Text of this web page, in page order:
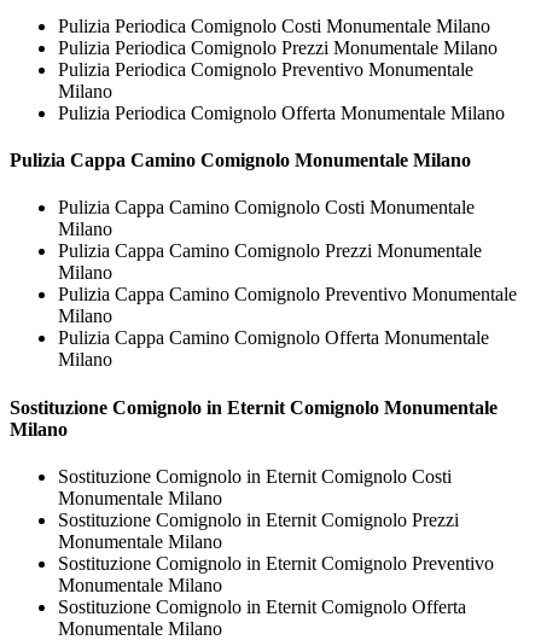
Pulizia Periodica Comignolo Costi Monumentale Milano
Pulizia Periodica Comignolo Prezzi Monumentale Milano
Pulizia Periodica Comignolo Preventivo Monumentale
Milano
Pulizia Periodica Comignolo Offerta Monumentale Milano
Pulizia Cappa Camino Comignolo Monumentale Milano
Pulizia Cappa Camino Comignolo Costi Monumentale
Milano
Pulizia Cappa Camino Comignolo Prezzi Monumentale
Milano
Pulizia Cappa Camino Comignolo Preventivo Monumentale
Milano
Pulizia Cappa Camino Comignolo Offerta Monumentale
Milano
Sostituzione Comignolo in Eternit Comignolo Monumentale
Milano
Sostituzione Comignolo in Eternit Comignolo Costi
Monumentale Milano
Sostituzione Comignolo in Eternit Comignolo Prezzi
Monumentale Milano
Sostituzione Comignolo in Eternit Comignolo Preventivo
Monumentale Milano
Sostituzione Comignolo in Eternit Comignolo Offerta
Monumentale Milano